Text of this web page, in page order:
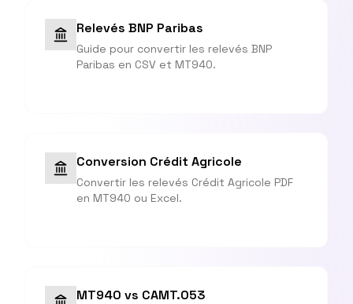
Relevés BNP Paribas
Guide pour convertir les relevés BNP
Paribas en CSV et MT940.
Conversion Crédit Agricole
Convertir les relevés Crédit Agricole PDF
en MT940 ou Excel.
MT940 vs CAMT.053